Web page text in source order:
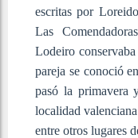
escritas por
Las
Lodeiro
pareja se conoció
pasó la primavera
localidad
entre otros lugares